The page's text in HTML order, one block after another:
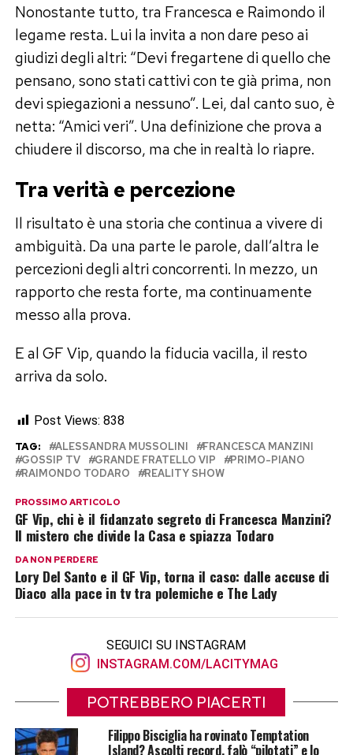
Nonostante tutto, tra Francesca e Raimondo il
legame resta. Lui la invita a non dare peso ai
giudizi degli altri: “Devi fregartene di quello che
pensano, sono stati cattivi con te già prima, non
devi spiegazioni a nessuno”. Lei, dal canto suo, è
netta: “Amici veri”. Una definizione che prova a
chiudere il discorso, ma che in realtà lo riapre.
Tra verità e percezione
Il risultato è una storia che continua a vivere di
ambiguità. Da una parte le parole, dall’altra le
percezioni degli altri concorrenti. In mezzo, un
rapporto che resta forte, ma continuamente
messo alla prova.
E al GF Vip, quando la fiducia vacilla, il resto
arriva da solo.
Post Views: 838
TAG: ALESSANDRA MUSSOLINI
FRANCESCA MANZINI
GOSSIP TV
GRANDE FRATELLO VIP
PRIMO-PIANO
RAIMONDO TODARO
REALITY SHOW
PROSSIMO ARTICOLO
GF Vip, chi è il fidanzato segreto di Francesca Manzini?
Il mistero che divide la Casa e spiazza Todaro
DA NON PERDERE
Lory Del Santo e il GF Vip, torna il caso: dalle accuse di
Diaco alla pace in tv tra polemiche e The Lady
SEGUICI SU INSTAGRAM
INSTAGRAM.COM/LACITYMAG
POTREBBERO PIACERTI
Filippo Bisciglia ha rovinato Temptation
Island? Ascolti record, falò “pilotati” e lo